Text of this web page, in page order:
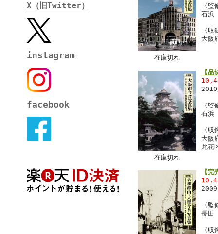
X（旧Twitter）
instagram
facebook
在庫切れ
〈監
石浜
〈収
大阪
在庫切れ
【
〈監
石浜
〈収
大阪
此花
【
〈監
長田
〈収